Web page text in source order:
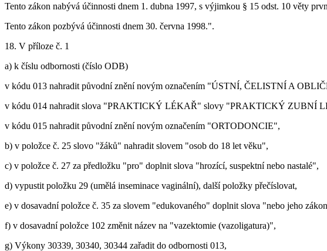
Tento zákon nabývá účinnosti dnem 1. dubna 1997, s výjimkou § 15 odst. 10 věty
Tento zákon pozbývá účinnosti dnem 30. června 1998.".
18. V příloze č. 1
a) k číslu odbornosti (číslo ODB)
v kódu 013 nahradit původní znění novým označením "ÚSTNÍ, ČELISTNÍ A
v kódu 014 nahradit slova "PRAKTICKÝ LÉKAŘ" slovy "PRAKTICKÝ ZUBNÍ
v kódu 015 nahradit původní znění novým označením "ORTODONCIE",
b) v položce č. 25 slovo "žáků" nahradit slovem "osob do 18 let věku",
c) v položce č. 27 za předložku "pro" doplnit slova "hrozící, suspektní nebo nastalé",
d) vypustit položku 29 (umělá inseminace vaginální), další položky přečíslovat,
e) v dosavadní položce č. 35 za slovem "edukovaného" doplnit slova "nebo jeho
f) v dosavadní položce 102 změnit název na "vazektomie (vazoligatura)",
g) Výkony 30339, 30340, 30344 zařadit do odbornosti 013,